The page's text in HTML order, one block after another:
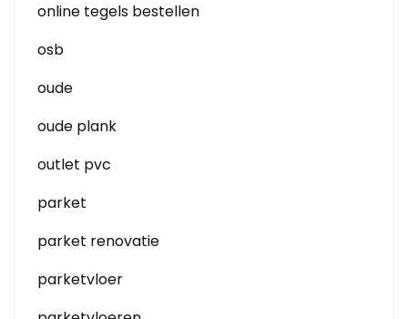
online tegels bestellen
osb
oude
oude plank
outlet pvc
parket
parket renovatie
parketvloer